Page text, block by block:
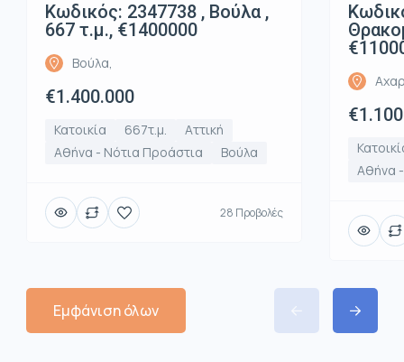
Κωδικός: 2347738 , Βούλα ,
667 τ.μ., €1400000
Βούλα,
€1.400.000
Κατοικία 667τ.μ.
Αττική
Αθήνα - Νότια Προάστια
Βούλα
28 Προβολές
Αθήνα
Εμφάνιση όλων